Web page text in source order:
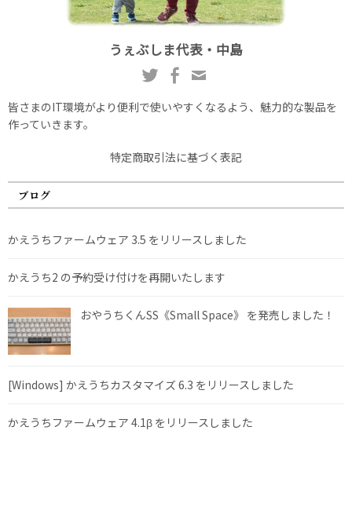
うぇぶしま代表・中島
皆さまのIT環境がより便利で使いやすくなるよう、魅力的な製品を
作っていきます。
特定商取引法に基づく表記
ブログ
かえうちファームウェア 3.5 をリリースしました
かえうち2 の予約受け付けを再開いたします
おやうちくんSS《Small Space》 を発売しました！
[Windows] かえうちカスタマイズ 6.3 をリリースしました
かえうちファームウェア 4.1β をリリースしました